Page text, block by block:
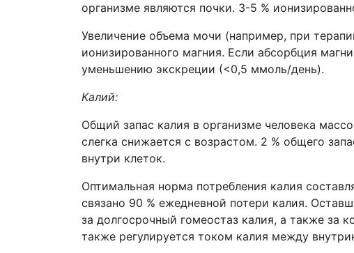
организме являются почки. 3-5 %
Увеличение объема мочи (например, при
ионизированного магния. Если абсорбция
уменьшению экскреции (<0,5 ммоль/день).
Калий:
Общий запас калия в организме человека
слегка снижается с возрастом. 2 % общего
внутри клеток.
Оптимальная норма потребления калия
связано 90 % ежедневной потери калия.
за долгосрочный гомеостаз калия, а также за
также регулируется током калия между